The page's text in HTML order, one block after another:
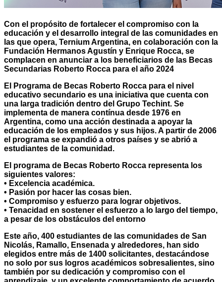
Con el propósito de fortalecer el compromiso con la
educación y el desarrollo integral de las comunidades en
las que opera, Ternium Argentina, en colaboración con la
Fundación Hermanos Agustín y Enrique Rocca, se
complacen en anunciar a los beneficiarios de las Becas
Secundarias Roberto Rocca para el año 2024
El Programa de Becas Roberto Rocca para el nivel
educativo secundario es una iniciativa que cuenta con
una larga tradición dentro del Grupo Techint. Se
implementa de manera contínua desde 1976 en
Argentina, como una acción destinada a apoyar la
educación de los empleados y sus hijos. A partir de 2006
el programa se expandió a otros países y se abrió a
estudiantes de la comunidad.
El programa de Becas Roberto Rocca representa los
siguientes valores:
• Excelencia académica.
• Pasión por hacer las cosas bien.
• Compromiso y esfuerzo para lograr objetivos.
• Tenacidad en sostener el esfuerzo a lo largo del tiempo,
a pesar de los obstáculos del entorno
Este año, 400 estudiantes de las comunidades de San
Nicolás, Ramallo, Ensenada y alrededores, han sido
elegidos entre más de 1400 solicitantes, destacándose
no solo por sus logros académicos sobresalientes, sino
también por su dedicación y compromiso con el